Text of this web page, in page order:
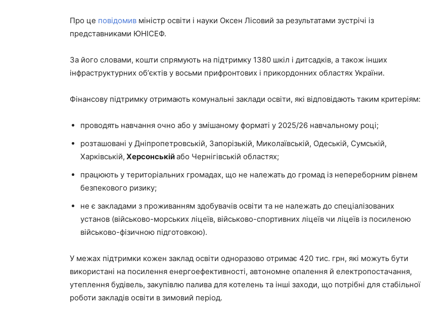
Про це повідомив міністр освіти і науки Оксен Лісовий за результатами зустрічі із
представниками ЮНІСЕФ.
За його словами, кошти спрямують на підтримку 1380 шкіл і дитсадків, а також інших
інфраструктурних обʼєктів у восьми прифронтових і прикордонних областях України.
Фінансову підтримку отримають комунальні заклади освіти, які відповідають таким критеріям:
проводять навчання очно або у змішаному форматі у 2025/26 навчальному році;
розташовані у Дніпропетровській, Запорізькій, Миколаївській, Одеській, Сумській,
Харківській, Херсонськійабо Чернігівській областях;
працюють у територіальних громадах, що не належать до громад із непереборним рівнем
безпекового ризику;
не є закладами з проживанням здобувачів освіти та не належать до спеціалізованих
установ (військово-морських ліцеїв, військово-спортивних ліцеїв чи ліцеїв із посиленою
військово-фізичною підготовкою).
У межах підтримки кожен заклад освіти одноразово отримає 420 тис. грн, які можуть бути
використані на посилення енергоефективності, автономне опалення й електропостачання,
утеплення будівель, закупівлю палива для котелень та інші заходи, що потрібні для стабільної
роботи закладів освіти в зимовий період.